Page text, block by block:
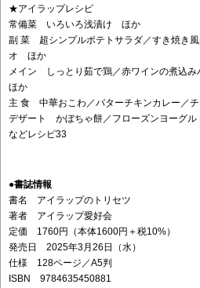
★アイラップレシピ
常備菜 いろいろ浅漬け ほか
副 菜 超シンプルポテトサラダ／すき焼き
オ ほか
メイン しっとり茹で鶏／赤ワインの煮込
ほか
主 食 中華おこわ／バターチキンカレー
デザート かぼちゃ餅／フローズンヨーグル
などレシピ33
●書誌情報
書名 アイラップのトリセツ
著者 アイラップ愛好会
定価 1760円（本体1600円＋税10%）
発売日 2025年3月26日（水）
仕様 128ページ／A5判
ISBN 9784635450881